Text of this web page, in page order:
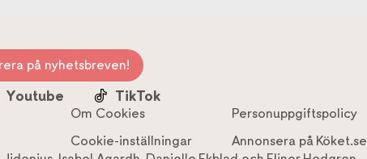
på nyhetsbreven!
Youtube TikTok
Om Cookies
Personuppgiftspolicy
Cookie-inställningar
Annonsera på Köket.se